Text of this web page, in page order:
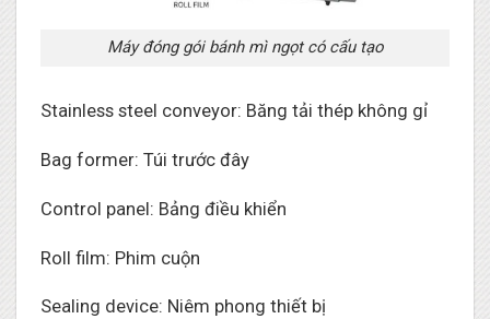
Máy đóng gói bánh mì ngọt có cấu tạo
Stainless steel conveyor: Băng tải thép không gỉ
Bag former: Túi trước đây
Control panel: Bảng điều khiển
Roll film: Phim cuộn
Sealing device: Niêm phong thiết bị